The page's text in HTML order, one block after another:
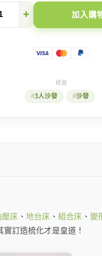
+ 加入購
3人沙發 沙發
壓床 、 地台床 、 組合床 、 變
訂造梳化才是皇道！